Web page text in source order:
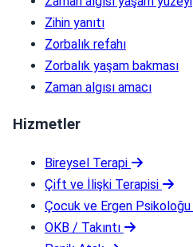
Zihin yanıtı
Zorbalık refahı
Zorbalık yaşam bakması
Zaman algısı amacı
Hizmetler
Bireysel Terapi
Çift ve İlişki Terapisi
Çocuk ve Ergen Psikoloğu
OKB / Takıntı